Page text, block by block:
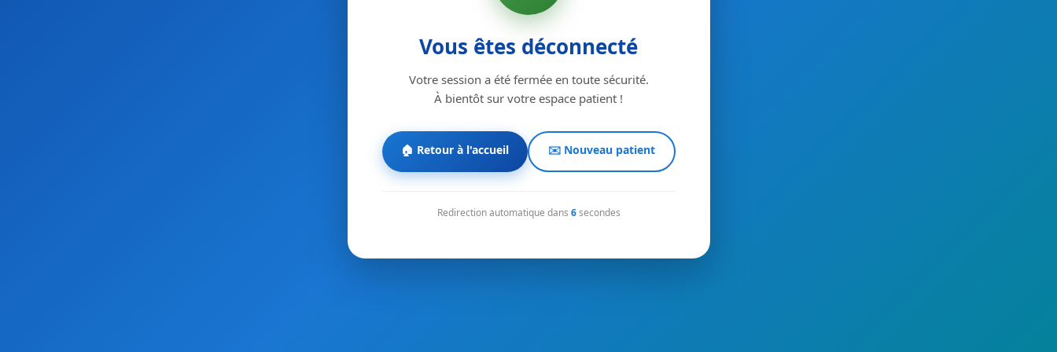
Vous êtes déconnecté
Votre session a été fermée en toute sécurité.
À bientôt sur votre espace patient !
🏠 Retour à l'accueil ✉️ Nouveau patient
Redirection automatique dans 6secondes